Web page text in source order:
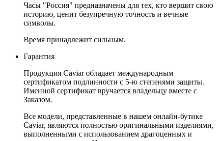
Часы "Россия" предназначены для тех, кто вершит свою
историю, ценит безупречную точность и вечные
символы.
Время принадлежит сильным.
Гарантия
Продукция Caviar обладает международным
сертификатом подлинности с 5-ю степенями защиты.
Именной сертификат вручается владельцу вместе с
Заказом.
Все модели, представленные в нашем онлайн-бутике
Caviar, являются полностью оригинальными изделиями,
выполненными с использованием драгоценных и